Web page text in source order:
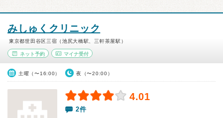
みしゅくクリニック
東京都世田谷区三宿（池尻大橋駅、三軒茶屋駅）
ネット予約 マイナ受付
土曜（〜16:00） 夜（〜20:00）
4.01
2件